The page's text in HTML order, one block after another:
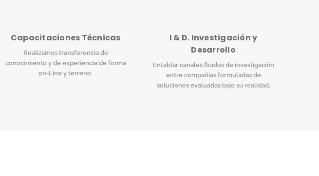
Capacitaciones Técnicas
Realizamos transferencia de
conocimiento y de experiencia de forma
on-Line y terreno.
I & D. Investigación y
Desarrollo
Entablar canales fluidos de investigación
entre compañías formuladas de
soluciones evaluadas bajo su realidad.